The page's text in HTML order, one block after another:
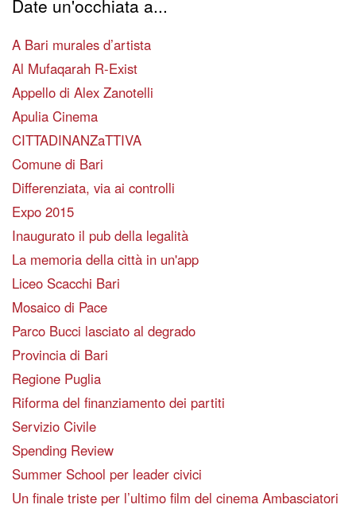
Date un'occhiata a...
A Bari murales d’artista
Al Mufaqarah R-Exist
Appello di Alex Zanotelli
Apulia Cinema
CITTADINANZaTTIVA
Comune di Bari
Differenziata, via ai controlli
Expo 2015
Inaugurato il pub della legalità
La memoria della città in un'app
Liceo Scacchi Bari
Mosaico di Pace
Parco Bucci lasciato al degrado
Provincia di Bari
Regione Puglia
Riforma del finanziamento dei partiti
Servizio Civile
Spending Review
Summer School per leader civici
Un finale triste per l’ultimo film del cinema Ambasciatori